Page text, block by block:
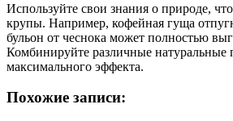
Используйте свои знания о природе,
крупы. Например, кофейная гуща
бульон от чеснока может полностью
Комбинируйте различные натуральные
максимального эффекта.
Похожие записи: